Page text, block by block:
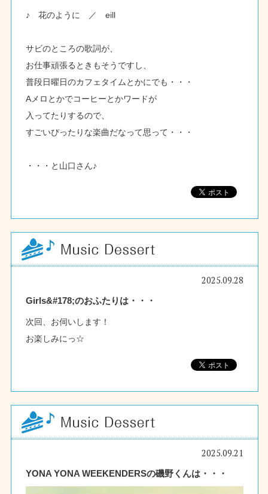
♪ 花のように ／ eill
サビのところの歌詞が、
お仕事頑張るときもそうですし、
普段日曜日のカフェタイムとかにでも・・・
Aメロとかでコーヒーとかワードが
入ってたりするので、
すごいぴったりな楽曲だなって思って・・・
・・・と山口さん♪
2025.09.28
Girls&#178;のおふたりは・・・
次回、お伺いします！
お楽しみにっ☆
2025.09.21
YONA YONA WEEKENDERSの磯野くんは・・・